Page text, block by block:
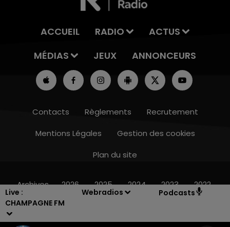
Live :
CHAMPAGNE FM
Webradios Podcasts
16h00 - 20h00
ACCUEIL RADIO
ACTUS
MÉDIAS
JEUX ANNONCEURS
Contacts Règlements
Recrutement
Mentions Légales
Gestion des cookies
Plan du site
Archives 2026 2025 2024 2023 2022